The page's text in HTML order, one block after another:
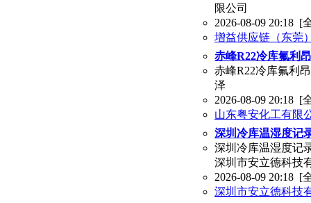
限公司
2026-08-09 20:18 [
增益供应链（东莞
赤峰R22冷库氟利
赤峰R22冷库氟利
泽
2026-08-09 20:18 [
山东粤安化工有限
深圳冷库温湿度记
深圳冷库温湿度记
深圳市安立德科技
2026-08-09 20:18 [
深圳市安立德科技